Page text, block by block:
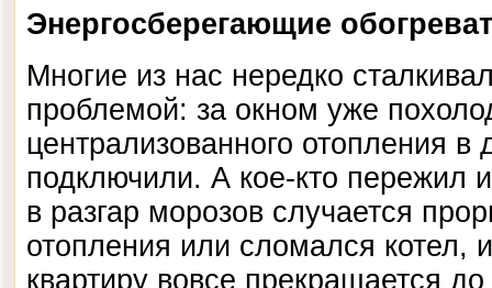
Энергосберегающие
Многие из нас нередко
проблемой: за окном уже
централизованного отопления
подключили. А кое-кто пережил
в разгар морозов случается
отопления или сломался котел,
квартиру вовсе прекращается